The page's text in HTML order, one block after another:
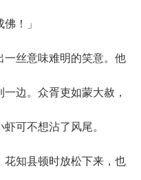
！」
丝意味难明的笑意。他
边。众胥吏如蒙大赦，
可不想沾了风尾。
知县顿时放松下来，也